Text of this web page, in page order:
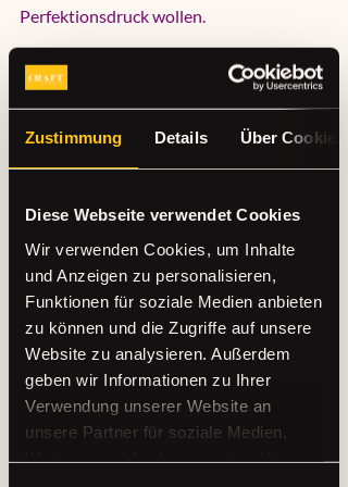
Zustimmung Details Über Cookies
Diese Webseite verwendet Cookies
Wir verwenden Cookies, um Inhalte
und Anzeigen zu personalisieren,
Funktionen für soziale Medien anbieten
zu können und die Zugriffe auf unsere
Website zu analysieren. Außerdem
geben wir Informationen zu Ihrer
Verwendung unserer Website an
unsere Partner für soziale Medien,
Werbung und Analysen weiter. Unsere
Perfektionsdruck wollen.
Für gemischte Gruppen ohne
zurückgehen, wähle ein Format mit
Erfolgserlebnissen. Punch Needle,
Kerzengestaltung oder Glasbemalung
sind dafür stark, weil man schnell ins Tun
kommt und schon früh sieht, dass es gut
wird.
Gerade bei Geburtstagen gilt: Lieber ein
zugängliches Format, bei dem alle
mitmachen, als eine Idee, die auf dem